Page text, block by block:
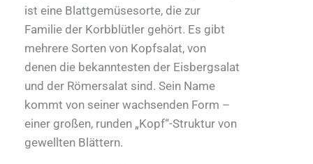
ist eine Blattgemüsesorte, die zur
Familie der Korbblütler gehört. Es gibt
mehrere Sorten von Kopfsalat, von
denen die bekanntesten der Eisbergsalat
und der Römersalat sind. Sein Name
kommt von seiner wachsenden Form –
einer großen, runden „Kopf“-Struktur von
gewellten Blättern.